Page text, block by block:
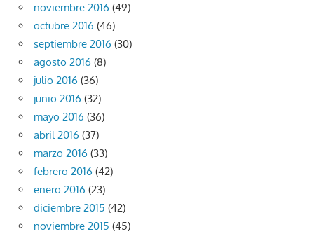
noviembre 2016 (49)
octubre 2016 (46)
septiembre 2016 (30)
agosto 2016 (8)
julio 2016 (36)
junio 2016 (32)
mayo 2016 (36)
abril 2016 (37)
marzo 2016 (33)
febrero 2016 (42)
enero 2016 (23)
diciembre 2015 (42)
noviembre 2015 (45)